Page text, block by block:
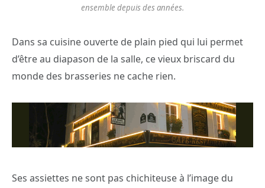
ensemble depuis des années.
Dans sa cuisine ouverte de plain pied qui lui permet
d’être au diapason de la salle, ce vieux briscard du
monde des brasseries ne cache rien.
Ses assiettes ne sont pas chichiteuse à l’image du